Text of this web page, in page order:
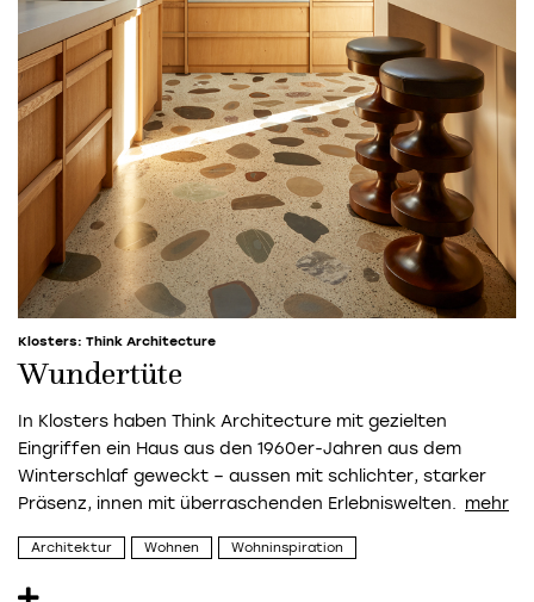
Klosters: Think Architecture
Wundertüte
In Klosters haben Think Architecture mit gezielten
Eingriffen ein Haus aus den 1960er-Jahren aus dem
Winterschlaf geweckt – aussen mit schlichter, starker
Präsenz, innen mit überraschenden Erlebniswelten.
Architektur Wohnen Wohninspiration